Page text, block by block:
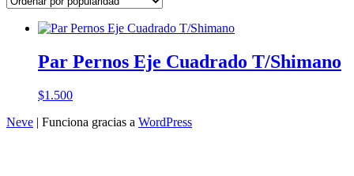
Par Pernos Eje Cuadrado T/Shimano
$1.500
Neve | Funciona gracias a WordPress